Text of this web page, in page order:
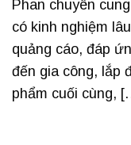
Phan chuyên
có kinh nghiệm
quảng cáo, đáp
đến gia công, lắp
phẩm cuối cùng,